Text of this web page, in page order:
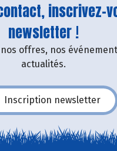
inscrivez-
newsletter !
offres, nos
actualités.
Inscription newsletter